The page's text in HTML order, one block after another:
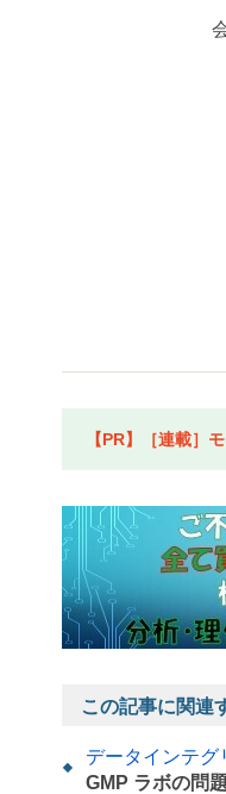
【PR】［連載］
この記事に関連
データインテグ
GMP ラボの問